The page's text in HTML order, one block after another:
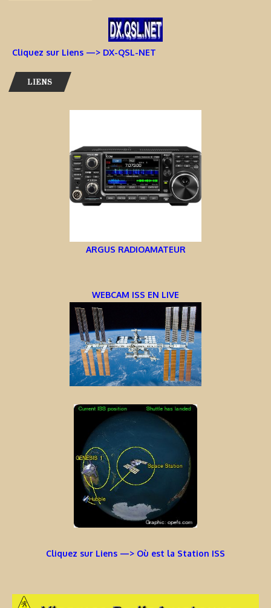
Cliquez sur Liens —> DX-QSL-NET
LIENS
ARGUS RADIOAMATEUR
WEBCAM ISS EN LIVE
Cliquez sur Liens —> Où est la Station ISS